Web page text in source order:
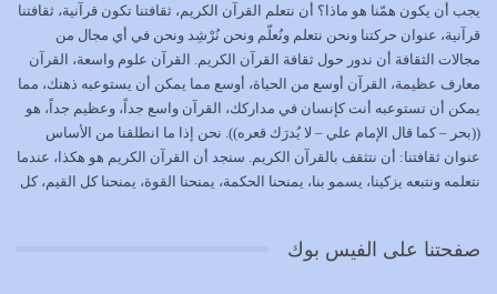
وَالْمُنْفِقِينَ…
يوليو 17, 2026
الاعتصام بحبل الله أمر إلهي للمؤمنين وهو بمثابة سبب بينهم
وبين الله يترتب عليه النصر…
يوليو 16, 2026
إما أن نحاول أن نكون من أولياء الله فيتم على أيدينا ضرب
يوليو 15, 2026
يجب أن يكون همّنا هو ماذا؟ أن نتعلم القرآن الكريم، ثقافتنا تكون قرآنية، ثقافتنا
قرآنية، عنوان حركتنا ونحن نتعلم ونُعلّم ونحن نُرْشِد ونحن في أي مجال من
مجالات الثقافة أن ندور حول ثقافة القرآن الكريم. القرآن علوم واسعة، القرآن
معارف عظيمة، القرآن أوسع من الحياة، أوسع مما يمكن أن يستوعبه ذهنك، مما
يمكن أن تستوعبه أنت كإنسان في مداركك، القرآن واسع جداً، وعظيم جداً، هو
((بحر – كما قال الإمام علي – لا يُدرَك قعره)). نحن إذا ما انطلقنا من الأساس
عنوان ثقافتنا: أن نتثقف بالقرآن الكريم. سنجد أن القرآن الكريم هو هكذا، عندما
نتعلمه ونتبعه يزكينا، يسمو بنا، يمنحنا الحكمة، يمنحنا القوة، يمنحنا كل القيم، كل
بمستوى أن نثقف الآخرين بالقرآن الكريم، وأن نتثقف بثقافة القرآن الكريم
صفحتنا على الفيس بوك